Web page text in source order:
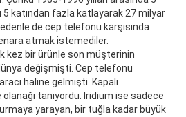
5 katından fazla katlayarak 27 milyar
de cep telefonu karşısında
atmak istemediler.
kez bir ürünle son müşterinin
değişmişti. Cep telefonu
haline gelmişti. Kapalı
tanıyordu. Iridium ise sadece
yarayan, bir tuğla kadar büyük